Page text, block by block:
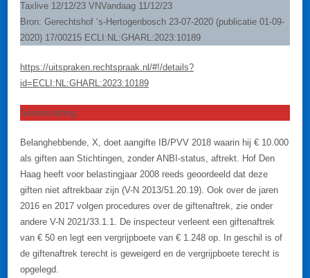
Taxlive 12/12/23 VNVandaag 11/12/23
Bron: Gerechtshof ‘s-Hertogenbosch 23-07-2020 (publicatie 01-09-
2020) 17/00215 ECLI:NL:GHARL:2023:10189
https://uitspraken.rechtspraak.nl/#!/details?
id=ECLI:NL:GHARL:2023:10189
Samenvatting
Belanghebbende, X, doet aangifte IB/PVV 2018 waarin hij € 10.000
als giften aan Stichtingen, zonder ANBI-status, aftrekt. Hof Den
Haag heeft voor belastingjaar 2008 reeds geoordeeld dat deze
giften niet aftrekbaar zijn (V-N 2013/51.20.19). Ook over de jaren
2016 en 2017 volgen procedures over de giftenaftrek, zie onder
andere V-N 2021/33.1.1. De inspecteur verleent een giftenaftrek
van € 50 en legt een vergrijpboete van € 1.248 op. In geschil is of
de giftenaftrek terecht is geweigerd en de vergrijpboete terecht is
opgelegd.